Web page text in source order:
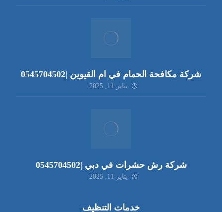
شركة مكافحة الحمام في ام القيوين |0545704502
يناير 11, 2025
شركة رش حشرات في دبي |0545704502
يناير 11, 2025
خدمات التنظيف